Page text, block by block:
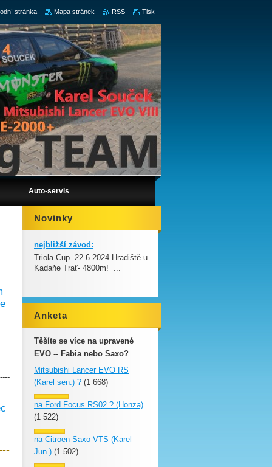
Auto-servis
Novinky
nejbližší závod:
Triola Cup 22.6.2024 Hradiště u
Kadaňe Trať- 4800m! ...
Anketa
Těšíte se více na upravené
EVO -- Fabia nebo Saxo?
Mitsubishi Lancer EVO RS
(Karel sen.) ? (1 668)
na Ford Focus RS02 ? (Honza)
(1 522)
na Citroen Saxo VTS (Karel
Jun.) (1 502)
stránka Mapa stránek RSS Tisk